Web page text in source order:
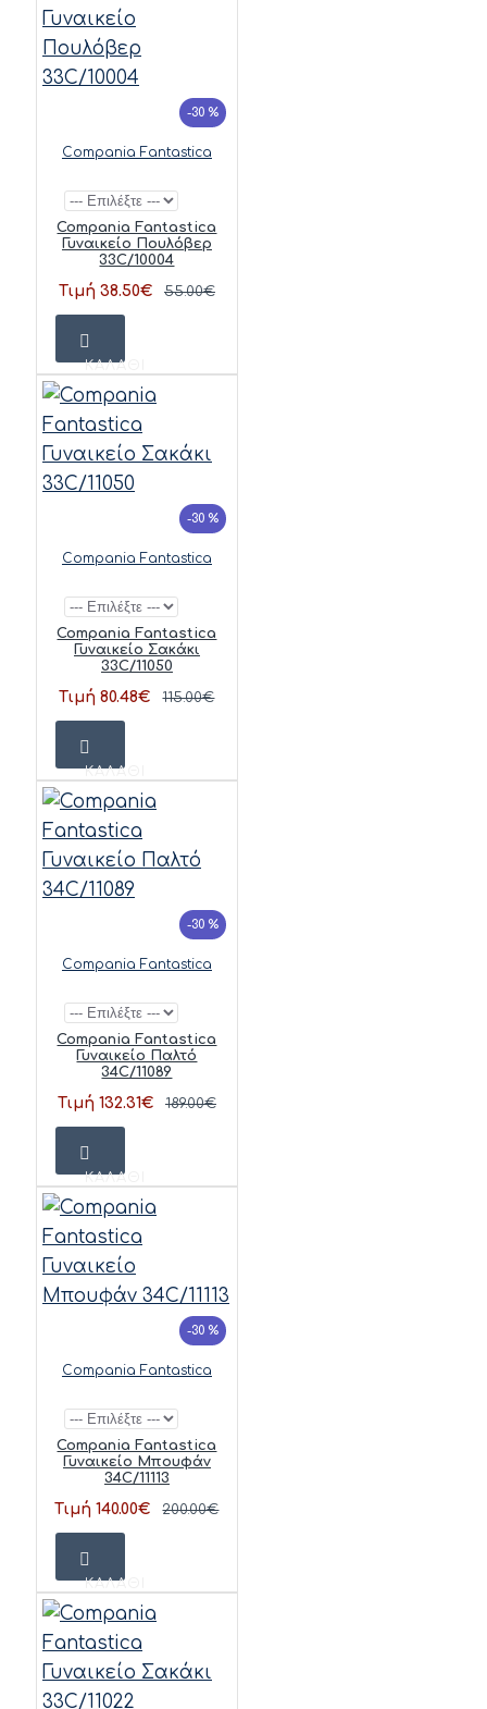
-30 %
Compania Fantastica
Compania Fantastica
Γυναικείο Πουλόβερ
33C/10004
Τιμή 38.50€ 55.00€
ΚΑΛΆΘΙ
-30 %
Compania Fantastica
Compania Fantastica
Γυναικείο Σακάκι
33C/11050
Τιμή 80.48€ 115.00€
ΚΑΛΆΘΙ
-30 %
Compania Fantastica
Compania Fantastica
Γυναικείο Παλτό
34C/11089
Τιμή 132.31€ 189.00€
ΚΑΛΆΘΙ
-30 %
Compania Fantastica
Compania Fantastica
Γυναικείο Μπουφάν
34C/11113
Τιμή 140.00€ 200.00€
ΚΑΛΆΘΙ